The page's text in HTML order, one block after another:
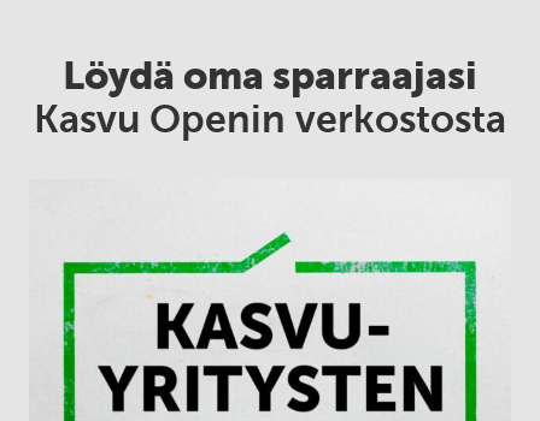
Löydä oma sparraajasi
Kasvu Openin verkostosta